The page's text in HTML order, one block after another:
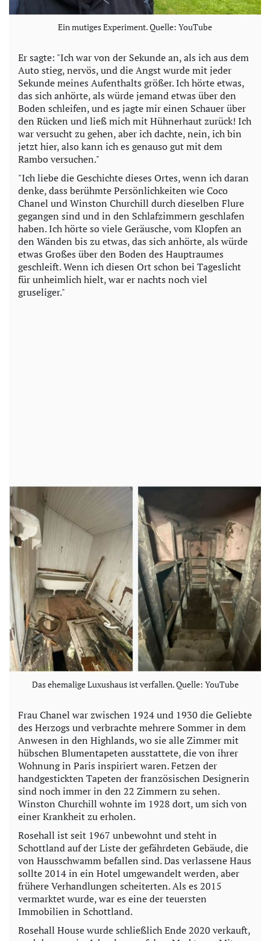
Ein mutiges Experiment. Quelle: YouTube
Er sagte: "Ich war von der Sekunde an, als ich aus dem
Auto stieg, nervös, und die Angst wurde mit jeder
Sekunde meines Aufenthalts größer. Ich hörte etwas,
das sich anhörte, als würde jemand etwas über den
Boden schleifen, und es jagte mir einen Schauer über
den Rücken und ließ mich mit Hühnerhaut zurück! Ich
war versucht zu gehen, aber ich dachte, nein, ich bin
jetzt hier, also kann ich es genauso gut mit dem
Rambo versuchen."
"Ich liebe die Geschichte dieses Ortes, wenn ich daran
denke, dass berühmte Persönlichkeiten wie Coco
Chanel und Winston Churchill durch dieselben Flure
gegangen sind und in den Schlafzimmern geschlafen
haben. Ich hörte so viele Geräusche, vom Klopfen an
den Wänden bis zu etwas, das sich anhörte, als würde
etwas Großes über den Boden des Hauptraumes
geschleift. Wenn ich diesen Ort schon bei Tageslicht
für unheimlich hielt, war er nachts noch viel
gruseliger."
Das ehemalige Luxushaus ist verfallen. Quelle: YouTube
Frau Chanel war zwischen 1924 und 1930 die Geliebte
des Herzogs und verbrachte mehrere Sommer in dem
Anwesen in den Highlands, wo sie alle Zimmer mit
hübschen Blumentapeten ausstattete, die von ihrer
Wohnung in Paris inspiriert waren. Fetzen der
handgestickten Tapeten der französischen Designerin
sind noch immer in den 22 Zimmern zu sehen.
Winston Churchill wohnte im 1928 dort, um sich von
einer Krankheit zu erholen.
Rosehall ist seit 1967 unbewohnt und steht in
Schottland auf der Liste der gefährdeten Gebäude, die
von Hausschwamm befallen sind. Das verlassene Haus
sollte 2014 in ein Hotel umgewandelt werden, aber
frühere Verhandlungen scheiterten. Als es 2015
vermarktet wurde, war es eine der teuersten
Immobilien in Schottland.
Rosehall House wurde schließlich Ende 2020 verkauft,